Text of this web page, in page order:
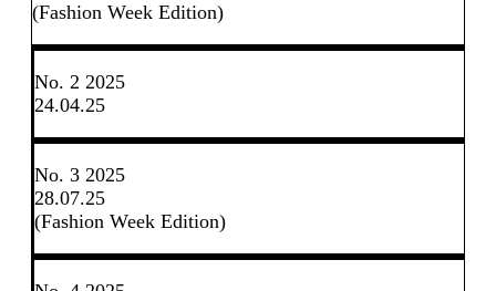
(Fashion Week Edition)
No. 2 2025
24.04.25
No. 3 2025
28.07.25
(Fashion Week Edition)